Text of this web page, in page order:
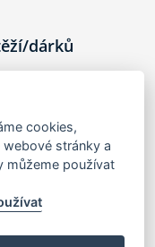
dárků
a průběh
cookies,
stránky a
můžeme používat